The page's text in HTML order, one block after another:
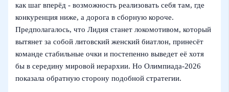
как шаг вперёд - возможность реализовать себя там, где
конкуренция ниже, а дорога в сборную короче.
Предполагалось, что Лидия станет локомотивом, который
вытянет за собой литовский женский биатлон, принесёт
команде стабильные очки и постепенно выведет её хотя
бы в середину мировой иерархии. Но Олимпиада-2026
показала обратную сторону подобной стратегии.